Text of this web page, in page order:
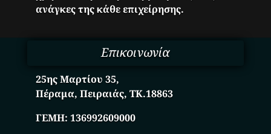
ανάγκες της κάθε επιχείρησης.
Επικοινωνία
25ης Μαρτίου 35,
Πέραμα, Πειραιάς, ΤΚ.18863
ΓΕΜΗ:136992609000